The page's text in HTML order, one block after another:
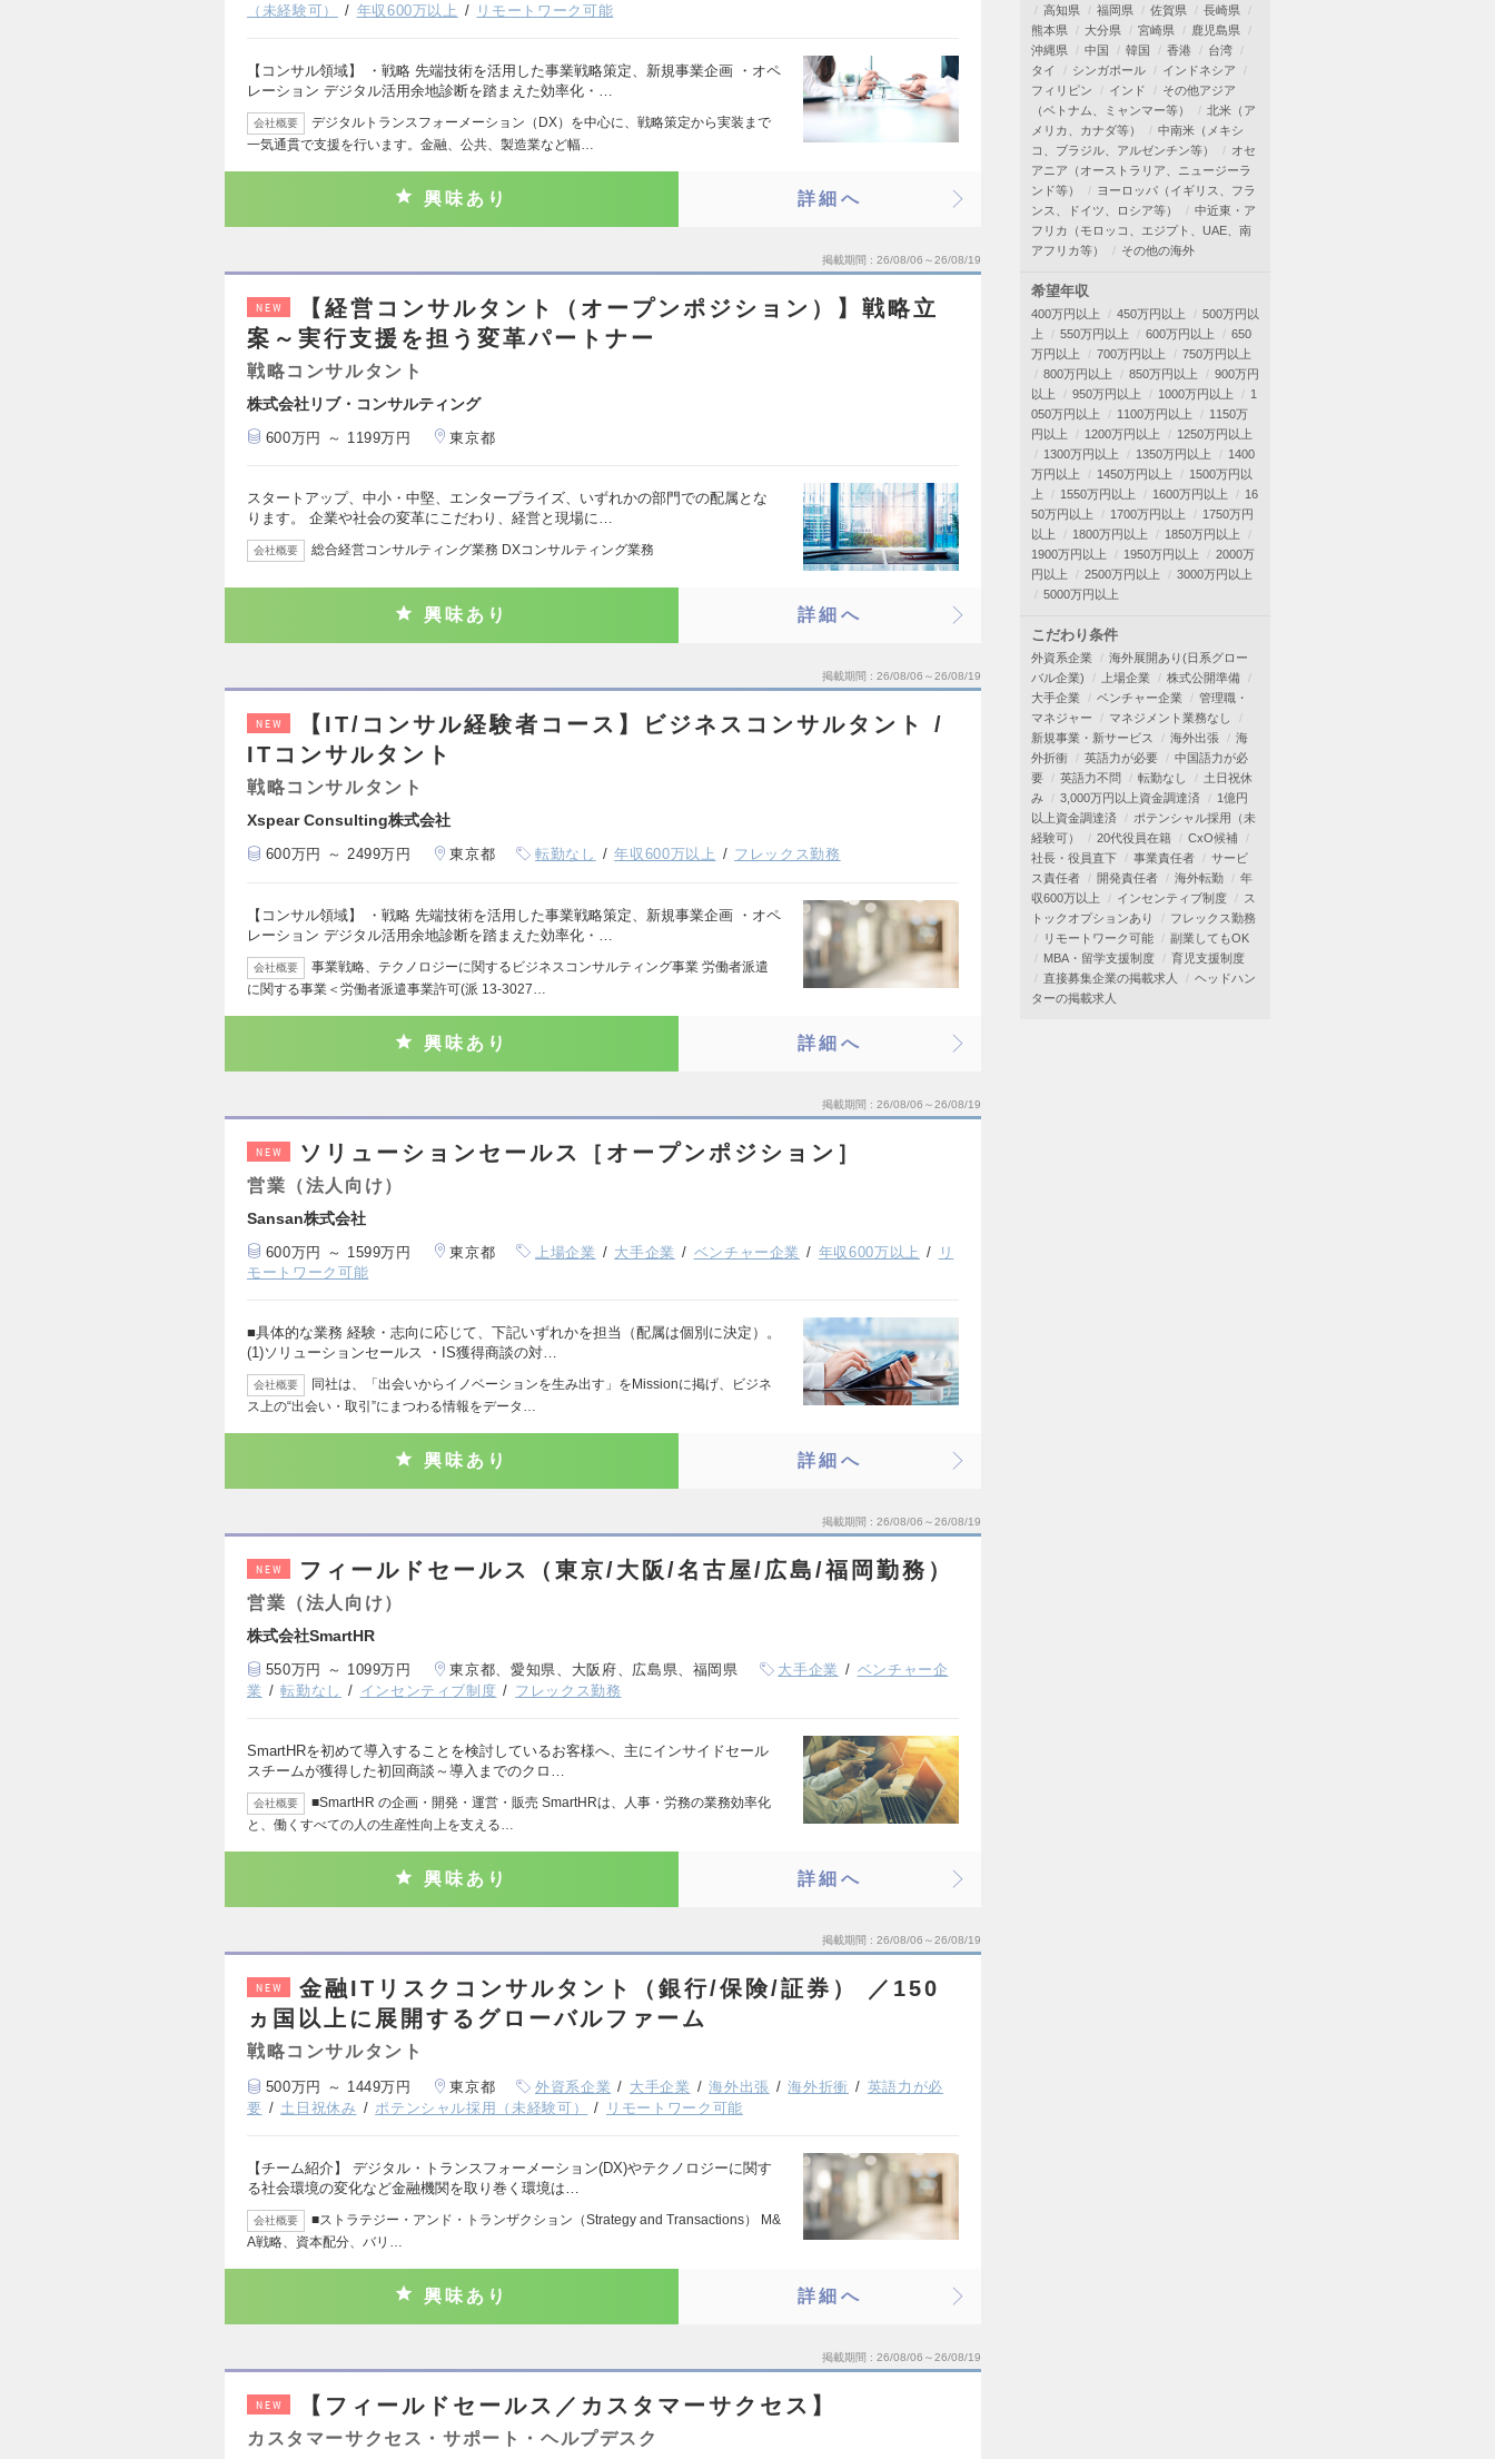
（未経験可）
年収600万以上 リモートワーク可能
【コンサル領域】 ・戦略 先端技術を活用した事業戦略策定、新規事業企画 ・オペ
レーション デジタル活用余地診断を踏まえた効率化・…
会社概要
デジタルトランスフォーメーション（DX）を中心に、戦略策定から実装まで
一気通貫で支援を行います。金融、公共、製造業など幅…
興味あり 詳細へ
掲載期間 26/08/06～26/08/19
NEW
【経営コンサルタント（オープンポジション）】戦略立
案～実行支援を担う変革パートナー
戦略コンサルタント
株式会社リブ・コンサルティング
600万円 ～ 1199万円 東京都
スタートアップ、中小・中堅、エンタープライズ、いずれかの部門での配属とな
ります。 企業や社会の変革にこだわり、経営と現場に…
会社概要 総合経営コンサルティング業務 DXコンサルティング業務
興味あり 詳細へ
掲載期間 26/08/06～26/08/19
NEW
【IT/コンサル経験者コース】ビジネスコンサルタント /
ITコンサルタント
戦略コンサルタント
Xspear Consulting株式会社
600万円 ～ 2499万円 東京都 転勤なし 年収600万以上 フレックス勤務
【コンサル領域】 ・戦略 先端技術を活用した事業戦略策定、新規事業企画 ・オペ
レーション デジタル活用余地診断を踏まえた効率化・…
会社概要
事業戦略、テクノロジーに関するビジネスコンサルティング事業 労働者派遣
に関する事業＜労働者派遣事業許可(派 13-3027…
興味あり 詳細へ
掲載期間 26/08/06～26/08/19
NEW ソリューションセールス［オープンポジション］
営業（法人向け）
Sansan株式会社
600万円 ～ 1599万円 東京都 上場企業 大手企業 ベンチャー企業 年収600万以上
リ
モートワーク可能
■具体的な業務 経験・志向に応じて、下記いずれかを担当（配属は個別に決定）。
(1)ソリューションセールス ・IS獲得商談の対…
会社概要
同社は、「出会いからイノベーションを生み出す」をMissionに掲げ、ビジネ
ス上の“出会い・取引”にまつわる情報をデータ…
興味あり 詳細へ
掲載期間 26/08/06～26/08/19
NEW フィールドセールス（東京/大阪/名古屋/広島/福岡勤務）
営業（法人向け）
株式会社SmartHR
550万円 ～ 1099万円 東京都、愛知県、大阪府、広島県、福岡県 大手企業
ベンチャー企
業
転勤なし インセンティブ制度 フレックス勤務
SmartHRを初めて導入することを検討しているお客様へ、主にインサイドセール
スチームが獲得した初回商談～導入までのクロ…
会社概要
■SmartHR の企画・開発・運営・販売 SmartHRは、人事・労務の業務効率化
と、働くすべての人の生産性向上を支える…
興味あり 詳細へ
掲載期間 26/08/06～26/08/19
NEW
金融ITリスクコンサルタント（銀行/保険/証券） ／150
ヵ国以上に展開するグローバルファーム
戦略コンサルタント
500万円 ～ 1449万円 東京都 外資系企業 大手企業 海外出張 海外折衝
英語力が必
要
土日祝休み ポテンシャル採用（未経験可） リモートワーク可能
【チーム紹介】 デジタル・トランスフォーメーション(DX)やテクノロジーに関す
る社会環境の変化など金融機関を取り巻く環境は…
会社概要
■ストラテジー・アンド・トランザクション（Strategy and Transactions） M&
A戦略、資本配分、バリ…
興味あり 詳細へ
掲載期間 26/08/06～26/08/19
NEW 【フィールドセールス／カスタマーサクセス】
カスタマーサクセス・サポート・ヘルプデスク
高知県
福岡県 佐賀県
長崎県
熊本県
大分県 宮崎県
鹿児島県
沖縄県
中国 韓国 香港
台湾
タイ
シンガポール
インドネシア
フィリピン
インド
その他アジア
（ベトナム、ミャンマー等）
北米（ア
メリカ、カナダ等）
中南米（メキシ
コ、ブラジル、アルゼンチン等）
オセ
アニア（オーストラリア、ニュージーラ
ンド等）
ヨーロッパ（イギリス、フラ
ンス、ドイツ、ロシア等）
中近東・ア
フリカ（モロッコ、エジプト、UAE、南
アフリカ等）
その他の海外
希望年収
400万円以上 450万円以上
500万円以
上
550万円以上 600万円以上
650
万円以上
700万円以上
750万円以上
800万円以上
850万円以上
900万円
以上
950万円以上 1000万円以上
1
050万円以上
1100万円以上
1150万
円以上
1200万円以上
1250万円以上
1300万円以上
1350万円以上
1400
万円以上
1450万円以上
1500万円以
上
1550万円以上 1600万円以上
16
50万円以上
1700万円以上
1750万円
以上
1800万円以上
1850万円以上
1900万円以上
1950万円以上
2000万
円以上
2500万円以上
3000万円以上
5000万円以上
こだわり条件
外資系企業
海外展開あり(日系グロー
バル企業)
上場企業
株式公開準備
大手企業
ベンチャー企業
管理職・
マネジャー
マネジメント業務なし
新規事業・新サービス
海外出張
海
外折衝
英語力が必要
中国語力が必
要
英語力不問 転勤なし
土日祝休
み
3,000万円以上資金調達済
1億円
以上資金調達済
ポテンシャル採用（未
経験可）
20代役員在籍
CxO候補
社長・役員直下
事業責任者
サービ
ス責任者
開発責任者 海外転勤
年
収600万以上
インセンティブ制度
ス
トックオプションあり
フレックス勤務
リモートワーク可能
副業してもOK
MBA・留学支援制度
育児支援制度
直接募集企業の掲載求人
ヘッドハン
ターの掲載求人